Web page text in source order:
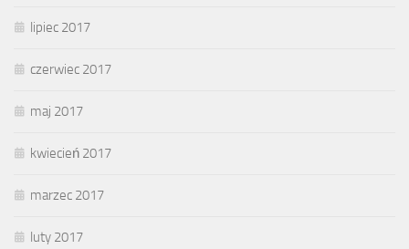
lipiec 2017
czerwiec 2017
maj 2017
kwiecień 2017
marzec 2017
luty 2017